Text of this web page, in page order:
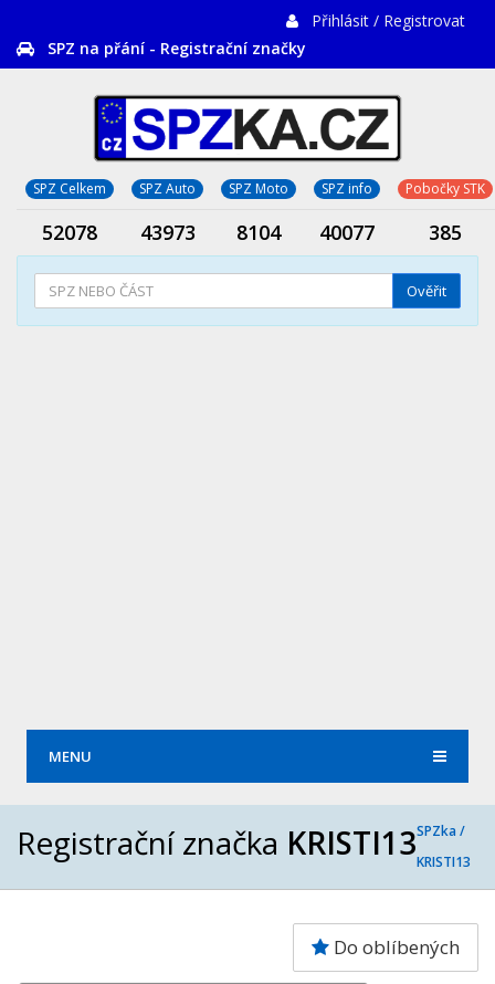
Přihlásit / Registrovat
SPZ na přání - Registrační značky
SPZ Celkem SPZ Auto SPZ Moto SPZ info Pobočky STK
52078 43973 8104 40077 385
Ověřit
MENU
Registrační značka KRISTI13SPZka /
KRISTI13
Do oblíbených